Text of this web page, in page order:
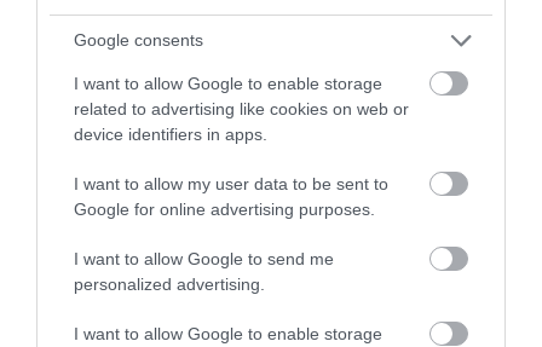
Google consents
I want to allow Google to enable storage
related to advertising like cookies on web or
device identifiers in apps.
I want to allow my user data to be sent to
Google for online advertising purposes.
I want to allow Google to send me
personalized advertising.
I want to allow Google to enable storage